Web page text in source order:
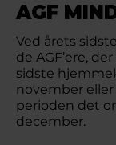
AGF
Ved årets
de AGF’ere,
sidste
november
perioden det
december.